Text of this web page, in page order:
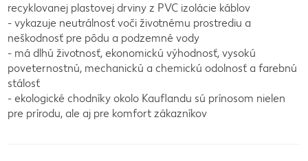
recyklovanej plastovej drviny z PVC izolácie káblov
- vykazuje neutrálnosť voči životnému prostrediu a
neškodnosť pre pôdu a podzemné vody
- má dlhú životnosť, ekonomickú výhodnosť, vysokú
poveternostnú, mechanickú a chemickú odolnosť a farebnú
stálosť
- ekologické chodníky okolo Kauflandu sú prínosom nielen
pre prírodu, ale aj pre komfort zákazníkov